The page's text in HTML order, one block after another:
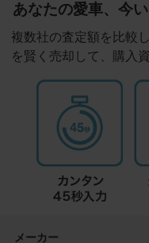
あなたの愛車、今
複数社の査定額を比較
を賢く売却して、購入
メーカー